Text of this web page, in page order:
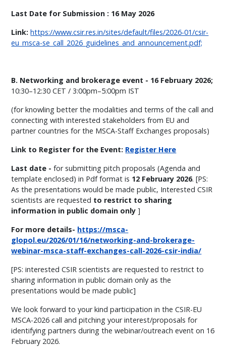
Last Date for Submission : 16 May 2026
Link: https://www.csir.res.in/sites/default/files/2026-01/csir-
eu_msca-se_call_2026_guidelines_and_announcement.pdf;
B. Networking and brokerage event - 16 February 2026;
10:30–12:30 CET / 3:00pm–5:00pm IST
(for knowling better the modalities and terms of the call and
connecting with interested stakeholders from EU and
partner countries for the MSCA-Staff Exchanges proposals)
Link to Register for the Event: Register Here
Last date -for submitting pitch proposals (Agenda and
template enclosed) in Pdf format is 12 February 2026. [PS:
As the presentations would be made public, Interested CSIR
scientists are requested to restrict to sharing
information in public domain only]
For more details- https://msca-
glopol.eu/2026/01/16/networking-and-brokerage-
webinar-msca-staff-exchanges-call-2026-csir-india/
[PS: interested CSIR scientists are requested to restrict to
sharing information in public domain only as the
presentations would be made public]
We look forward to your kind participation in the CSIR-EU
MSCA-2026 call and pitching your interest/proposals for
identifying partners during the webinar/outreach event on 16
February 2026.